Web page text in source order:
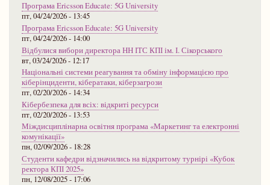
Програма Ericsson Educate: 5G University
пт, 04/24/2026 - 13:45
Програма Ericsson Educate: 5G University
пт, 04/24/2026 - 14:00
Відбулися вибори директора НН ІТС КПІ ім. І. Сікорського
вт, 03/24/2026 - 12:17
Національні системи реагування та обміну інформацією про
кіберінциденти, кібератаки, кіберзагрози
пт, 02/20/2026 - 14:34
Кібербезпека для всіх: відкриті ресурси
пт, 02/20/2026 - 13:53
Міждисциплінарна освітня програма «Маркетинг та електронні
комунікації»
пн, 02/09/2026 - 18:28
Студенти кафедри відзначились на відкритому турнірі «Кубок
ректора КПІ 2025»
пн, 12/08/2025 - 17:06